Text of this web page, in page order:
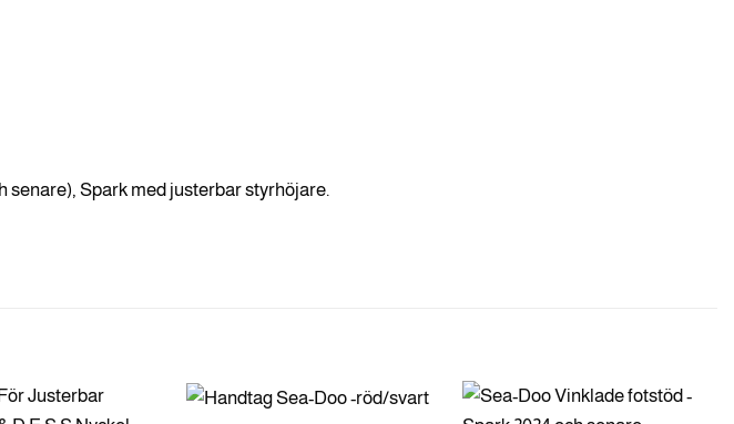
senare), Spark med justerbar styrhöjare.